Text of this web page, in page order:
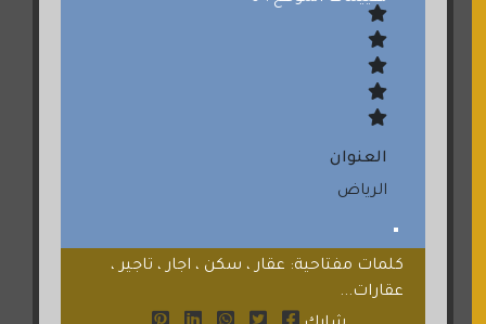
العنوان
الرياض
كلمات مفتاحية: عقار ، سكن ، اجار ، تاجير ،
عقارات...